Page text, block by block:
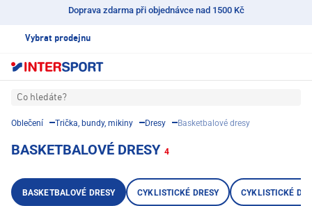
Doprava zdarma při objednávce nad 1500 Kč
Vybrat prodejnu
Co hledáte?
Oblečení Trička, bundy, mikiny Dresy Basketbalové dresy
BASKETBALOVÉ DRESY 4
BASKETBALOVÉ DRESY CYKLISTICKÉ DRESY CYKLISTICKÉ